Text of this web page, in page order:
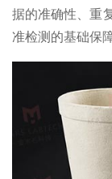
据的准确性、重
准检测的基础保障